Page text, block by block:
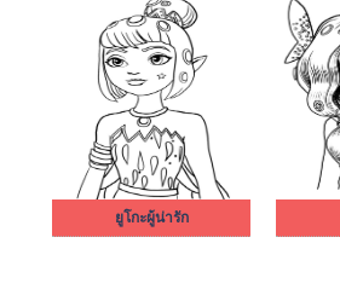
ยูโกะผู้น่ารัก